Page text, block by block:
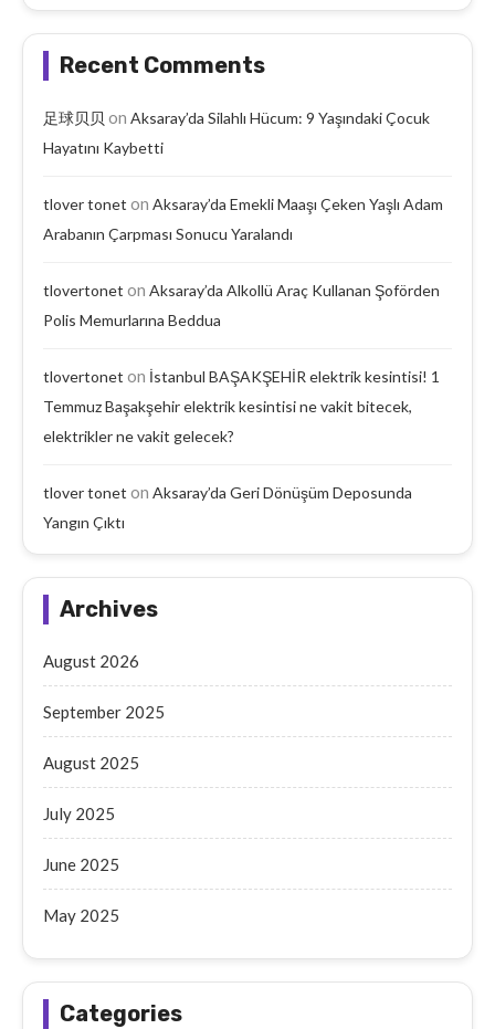
Recent Comments
足球贝贝 on Aksaray’da Silahlı Hücum: 9 Yaşındaki Çocuk
Hayatını Kaybetti
tlover tonet on Aksaray’da Emekli Maaşı Çeken Yaşlı Adam
Arabanın Çarpması Sonucu Yaralandı
tlovertonet on Aksaray’da Alkollü Araç Kullanan Şoförden
Polis Memurlarına Beddua
tlovertonet on İstanbul BAŞAKŞEHİR elektrik kesintisi! 1
Temmuz Başakşehir elektrik kesintisi ne vakit bitecek,
elektrikler ne vakit gelecek?
tlover tonet on Aksaray’da Geri Dönüşüm Deposunda
Yangın Çıktı
Archives
August 2026
September 2025
August 2025
July 2025
June 2025
May 2025
Categories